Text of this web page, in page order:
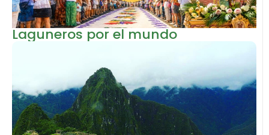
Laguneros por el mundo